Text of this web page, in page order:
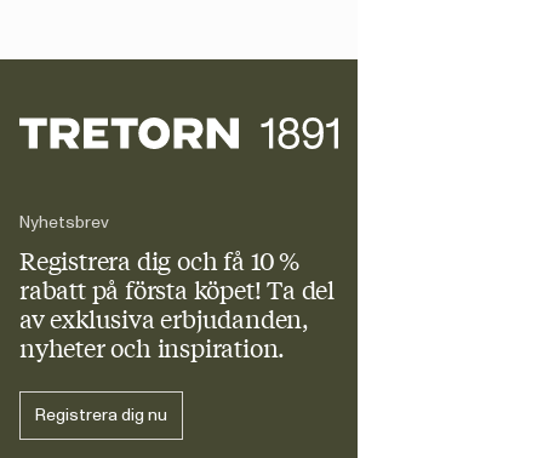
Nyhetsbrev
Registrera dig och få 10 %
rabattpå första köpet! Ta del
av exklusiva erbjudanden,
nyheter och inspiration.
Registrera dig nu